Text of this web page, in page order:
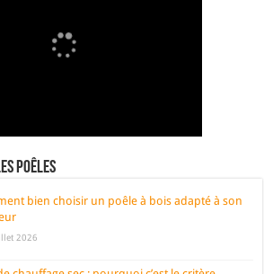
poêles
bien choisir un poêle à bois adapté à son
2026